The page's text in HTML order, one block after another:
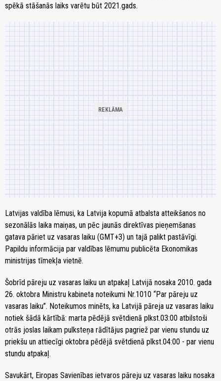
spēkā stāšanās laiks varētu būt 2021.gads.
Latvijas valdība lēmusi, ka Latvija kopumā atbalsta atteikšanos no
sezonālās laika maiņas, un pēc jaunās direktīvas pieņemšanas
gatava pāriet uz vasaras laiku (GMT+3) un tajā palikt pastāvīgi.
Papildu informācija par valdības lēmumu publicēta Ekonomikas
ministrijas tīmekļa vietnē.
Šobrīd pāreju uz vasaras laiku un atpakaļ Latvijā nosaka 2010. gada
26. oktobra Ministru kabineta noteikumi Nr.1010 “Par pāreju uz
vasaras laiku”. Noteikumos minēts, ka Latvijā pāreja uz vasaras laiku
notiek šādā kārtībā: marta pēdējā svētdienā plkst.03:00 atbilstoši
otrās joslas laikam pulksteņa rādītājus pagriež par vienu stundu uz
priekšu un attiecīgi oktobra pēdējā svētdienā plkst.04:00 - par vienu
stundu atpakaļ.
Savukārt, Eiropas Savienības ietvaros pāreju uz vasaras laiku nosaka